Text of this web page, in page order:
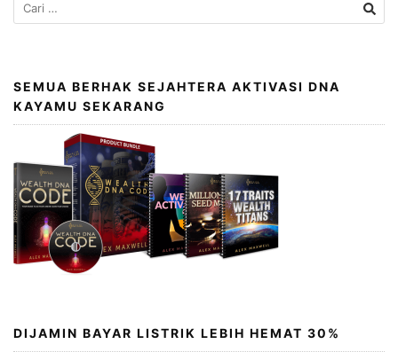
SEMUA BERHAK SEJAHTERA AKTIVASI DNA
KAYAMU SEKARANG
DIJAMIN BAYAR LISTRIK LEBIH HEMAT 30%